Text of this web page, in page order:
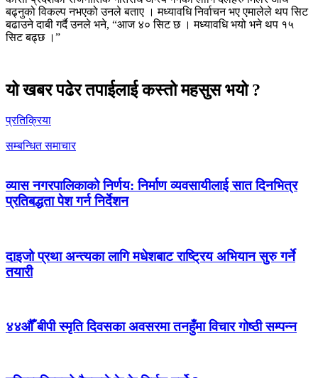
बढ्नुको विकल्प नभएको उनले बताए । मध्यावधि निर्वाचन भए एमालेले थप सिट
बढाउने दाबी गर्दै उनले भने, “आज ४० सिट छ । मध्यावधि भयो भने थप १५
सिट बढ्छ ।”
यो खबर पढेर तपाईलाई कस्तो महसुस भयो ?
प्रतिक्रिया
सम्बन्धित समाचार
व्यास नगरपालिकाको निर्णय: निर्माण व्यवसायीलाई सात दिनभित्र
प्रतिबद्धता पेश गर्न निर्देशन
दाइजो प्रथा अन्त्यका लागि मधेशबाट राष्ट्रिय अभियान सुरु गर्ने
तयारी
४४औँ बीपी स्मृति दिवसका अवसरमा तनहुँमा विचार गोष्ठी सम्पन्न